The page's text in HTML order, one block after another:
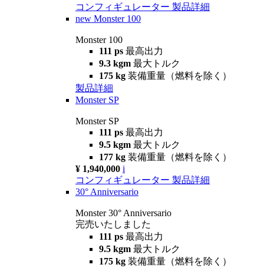
コンフィギュレーター 製品詳細
new Monster 100
Monster 100
111 ps 最高出力
9.3 kgm 最大トルク
175 kg 装備重量（燃料を除く）
製品詳細
Monster SP
Monster SP
111 ps 最高出力
9.5 kgm 最大トルク
177 kg 装備重量（燃料を除く）
¥ 1,940,000 i
コンフィギュレーター 製品詳細
30° Anniversario
Monster 30° Anniversario
完売いたしました
111 ps 最高出力
9.5 kgm 最大トルク
175 kg 装備重量（燃料を除く）